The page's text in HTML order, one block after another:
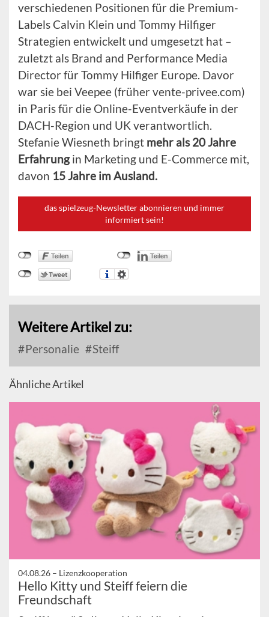
verschiedenen Positionen für die Premium-
Labels Calvin Klein und Tommy Hilfiger
Strategien entwickelt und umgesetzt hat –
zuletzt als Brand and Performance Media
Director für Tommy Hilfiger Europe. Davor
war sie bei Veepee (früher vente-privee.com)
in Paris für die Online-Eventverkäufe in der
DACH-Region und UK verantwortlich.
Stefanie Wiesneth bringt mehr als 20 Jahre
Erfahrungin Marketing und E-Commerce mit,
davon 15 Jahre im Ausland.
das spielzeug-Newsletter abonnieren und immer
informiert sein!
Weitere Artikel zu:
Personalie Steiff
Ähnliche Artikel
04.08.26 – Lizenzkooperation
Hello Kitty und Steiff feiern die
Freundschaft